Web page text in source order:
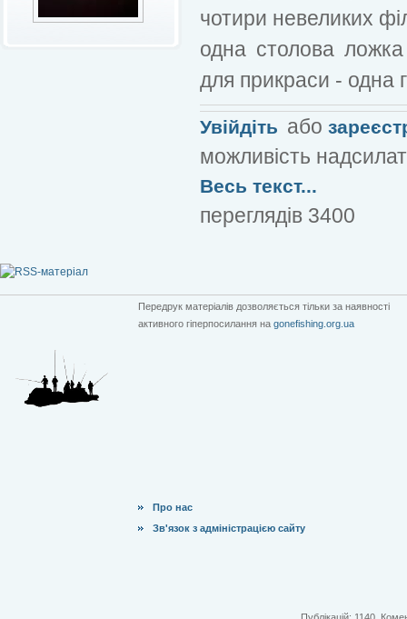
чотири невеликих
одна столова
для прикраси - одна
Увійдіть або
можливість
Весь текст...
переглядів 3400
Передрук матеріалів дозволяється тільки за наявності
активного гіперпосилання на gonefishing.org.ua
Про нас
Зв'язок з адміністрацією сайту